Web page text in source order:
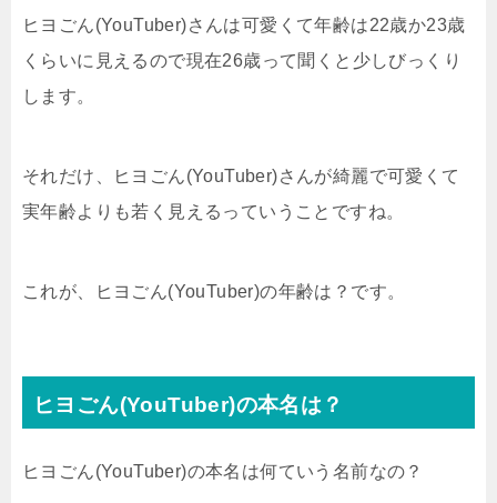
ヒヨごん(YouTuber)さんは可愛くて年齢は22歳か23歳
くらいに見えるので現在26歳って聞くと少しびっくり
します。
それだけ、ヒヨごん(YouTuber)さんが綺麗で可愛くて
実年齢よりも若く見えるっていうことですね。
これが、ヒヨごん(YouTuber)の年齢は？です。
ヒヨごん(YouTuber)の本名は？
ヒヨごん(YouTuber)の本名は何ていう名前なの？